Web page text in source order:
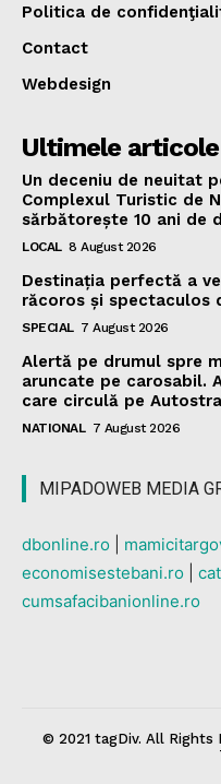
Politica de
Contact
Webdesign
Ultimele articole
Un deceniu de neuitat
Complexul Turistic de
sărbătorește 10 ani de
LOCAL 8 August 2026
Destinația perfectă a
răcoros și spectaculos
SPECIAL 7 August 2026
Alertă pe drumul spre
aruncate pe carosabil.
care circulă pe
NATIONAL 7 August 2026
MIPADOWEB MEDIA
dbonline.ro
economisestebani.ro
cumsafacibanionline.ro
© 2021 tagDiv. All Rights